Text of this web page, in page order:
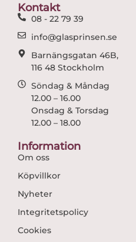
Kontakt
08 - 22 79 39
info@glasprinsen.se
Barnängsgatan 46B,
116 48 Stockholm
Söndag & Måndag
12.00 – 16.00
Onsdag & Torsdag
12.00 – 18.00
Information
Om oss
Köpvillkor
Nyheter
Integritetspolicy
Cookies